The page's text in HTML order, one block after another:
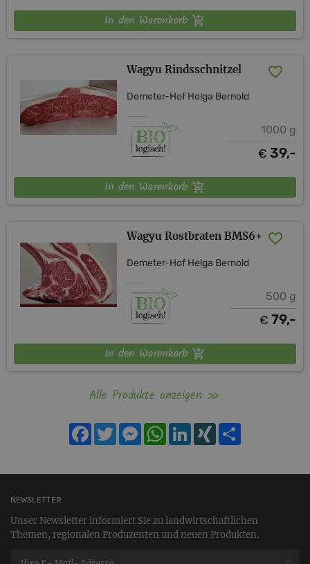
In den Warenkorb
Wagyu Rindsschnitzel
Demeter-Hof Helga Bernold
1000 g
€ 39,-
In den Warenkorb
Wagyu Rostbraten BMS6+
Demeter-Hof Helga Bernold
500 g
€ 79,-
In den Warenkorb
Alle Produkte anzeigen
Facebook
TwitterMessengerWhatsApp
LinkedIn
XING
NEWSLETTER
Unser Newsletter informiert Sie zu landwirtschaftlichen
Themen, regionalen Produzenten und neuen Produkten.